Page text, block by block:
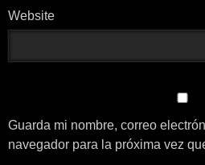
Website
Guarda mi nombre, correo
navegador para la próxima vez